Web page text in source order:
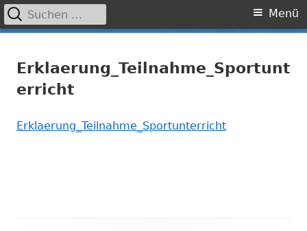
zum
Primäres
Menü
Suchen
nach:
Erklaerung_Teilnahme_Sportunt
erricht
Erklaerung_Teilnahme_Sportunterricht